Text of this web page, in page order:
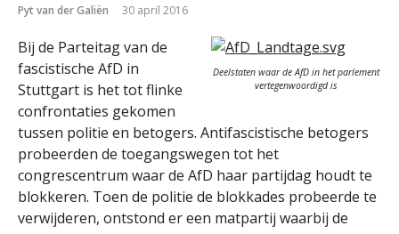
Pyt van der Galiën 30 april 2016
Deelstaten waar de AfD in het parlement
vertegenwoordigd is
Bij de Parteitag van de
fascistische AfD in
Stuttgart is het tot flinke
confrontaties gekomen
tussen politie en betogers. Antifascistische betogers
probeerden de toegangswegen tot het
congrescentrum waar de AfD haar partijdag houdt te
blokkeren. Toen de politie de blokkades probeerde te
verwijderen, ontstond er een matpartij waarbij de